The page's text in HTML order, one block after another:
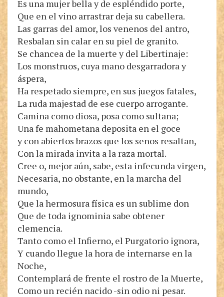
Es una mujer bella y de espléndido porte,
Que en el vino arrastrar deja su cabellera.
Las garras del amor, los venenos del antro,
Resbalan sin calar en su piel de granito.
Se chancea de la muerte y del Libertinaje:
Los monstruos, cuya mano desgarradora y
áspera,
Ha respetado siempre, en sus juegos fatales,
La ruda majestad de ese cuerpo arrogante.
Camina como diosa, posa como sultana;
Una fe mahometana deposita en el goce
y con abiertos brazos que los senos resaltan,
Con la mirada invita a la raza mortal.
Cree o, mejor aún, sabe, esta infecunda virgen,
Necesaria, no obstante, en la marcha del
mundo,
Que la hermosura física es un sublime don
Que de toda ignominia sabe obtener
clemencia.
Tanto como el Infierno, el Purgatorio ignora,
Y cuando llegue la hora de internarse en la
Noche,
Contemplará de frente el rostro de la Muerte,
Como un recién nacido -sin odio ni pesar.